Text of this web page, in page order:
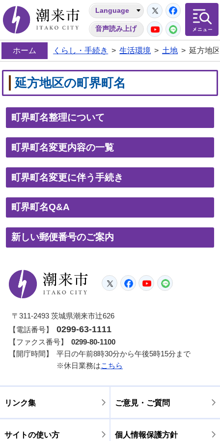
潮来市
Language
音声読み上げ
Twitter
YouTube
LINE
ホーム くらし・手続き > 生活環境 > 土地 > 延方地
延方地区の町界町名
町界町名整理について
町界町名変更内容の一覧
町界町名変更に伴う手続き
町界町名Q&A
新しい郵便番号のご案内
潮来市
TwitterFacebook
YouTube
〒311-2493 茨城県潮来市辻626
【電話番号】
0299-63-1111
【ファクス番号】
0299-80-1100
【開庁時間】
平日の午前8時30分から午後5時15分まで
※休日業務はこちら
リンク集 ご意見・ご質問
サイトの使い方 個人情報保護方針